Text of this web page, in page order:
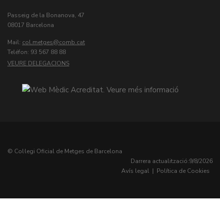
Passeig de la Bonanova, 47
08017 Barcelona
Mail: col.metges
Teléfon: 93 567 88 88
VEURE DELEGACIONS
© Col·legi Oficial de Metges de Barcelona
Darrera actualització:9/8/2026
Avís legal | Política de Cookies